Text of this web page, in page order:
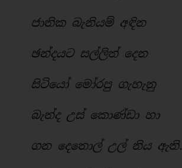
ජාතික බැනියම් අඳින
ඡන්දයට සල්ලිත් දෙන
සිටියෝ මෝරපු ගැහැනු
බැන්ද උස් කොණ්ඩා හා
ගන දෙතොල් උල් නිය ඇති.